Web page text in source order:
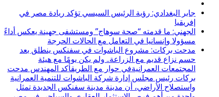
جابر البغدادي: رؤية الرئيس السيسي تؤكد ريادة مصر في
إفريقيا
الجهني: ما قدمته “صحة سوهاج” ومستشفى جهينة يعكس أداءً
مسؤولا وإنسانيا في التعامل مع الحالات الحرجة
مدحت بركات: مشروع الباشوات في سفنكس ينطلق بعد
حسم نزاع قديم مع الزراعة.. ولم يكن يومًا مع هيئة
المجتمعات العمرانيةفي حوار مع الطريقأكد المهندس مدحت
بركات رئيس مجلس إدارة شركة الباشوات للتنمية العمرانية
واستصلاح الأراضي، أن مدينة مدينة سفنكس الجديدة تمثل